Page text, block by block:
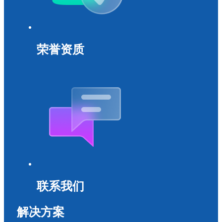
荣誉资质
联系我们
解决方案